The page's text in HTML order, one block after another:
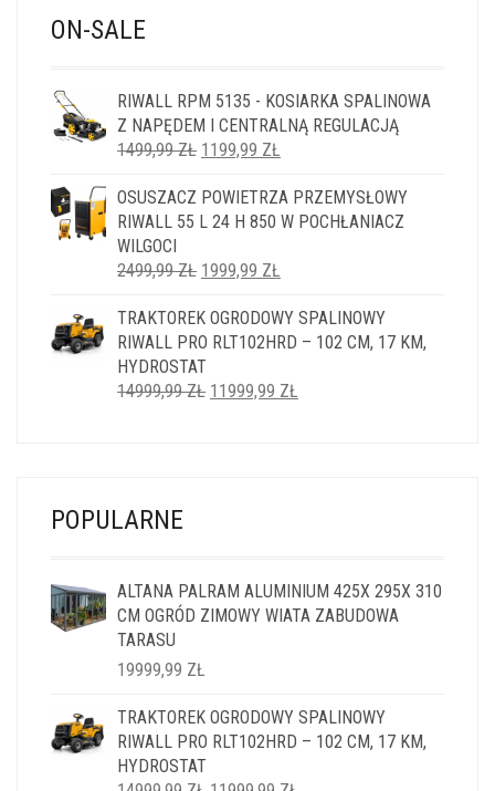
ON-SALE
RIWALL RPM 5135 - KOSIARKA SPALINOWA
Z NAPĘDEM I CENTRALNĄ REGULACJĄ
1499,99ZŁ PIERWOTNA
WYNOSIŁA:
1499,99 ZŁ.
1199,99 ZŁ
WYNOSI:
1199,99 ZŁ.
OSUSZACZ POWIETRZA PRZEMYSŁOWY
RIWALL 55 L 24 H 850 W POCHŁANIACZ
WILGOCI
2499,99ZŁ PIERWOTNA
WYNOSIŁA:
2499,99 ZŁ.
1999,99 ZŁ
WYNOSI:
1999,99 ZŁ.
TRAKTOREK OGRODOWY SPALINOWY
RIWALL PRO RLT102HRD – 102 CM, 17 KM,
HYDROSTAT
14999,99ZŁ PIERWOTNA
11999,99 ZŁ
POPULARNE
ALTANA PALRAM ALUMINIUM 425X 295X 310
CM OGRÓD ZIMOWY WIATA ZABUDOWA
TARASU
19999,99 ZŁ
TRAKTOREK OGRODOWY SPALINOWY
RIWALL PRO RLT102HRD – 102 CM, 17 KM,
HYDROSTAT